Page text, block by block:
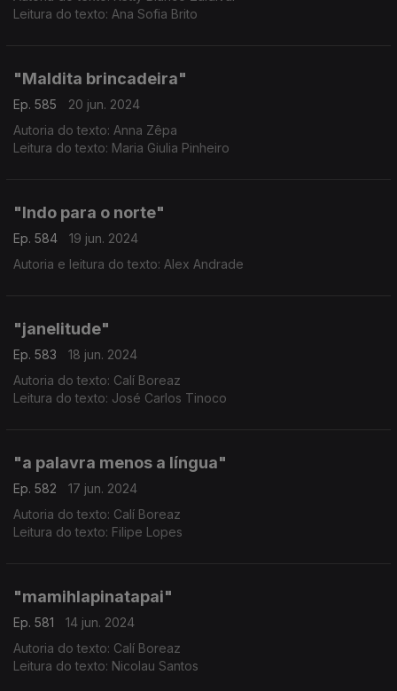
Leitura do texto: Ana Sofia Brito
"Maldita brincadeira"
Ep. 585
20 jun. 2024
Autoria do texto: Anna Zêpa
Leitura do texto: Maria Giulia Pinheiro
"Indo para o norte"
Ep. 584
19 jun. 2024
Autoria e leitura do texto: Alex Andrade
"janelitude"
Ep. 583
18 jun. 2024
Autoria do texto: Calí Boreaz
Leitura do texto: José Carlos Tinoco
"a palavra menos a língua"
Ep. 582
17 jun. 2024
Autoria do texto: Calí Boreaz
Leitura do texto: Filipe Lopes
"mamihlapinatapai"
Ep. 581
14 jun. 2024
Autoria do texto: Calí Boreaz
Leitura do texto: Nicolau Santos